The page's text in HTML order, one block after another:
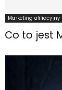
Marketing afiliacyjny
Co to jest